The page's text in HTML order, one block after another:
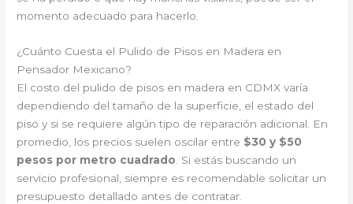
momento adecuado para hacerlo.
¿Cuánto Cuesta el Pulido de Pisos en Madera en
Pensador Mexicano?
El costo del pulido de pisos en madera en CDMX varía
dependiendo del tamaño de la superficie, el estado del
piso y si se requiere algún tipo de reparación adicional. En
promedio, los precios suelen oscilar entre $30 y $50
pesos por metro cuadrado . Si estás buscando un
servicio profesional, siempre es recomendable solicitar un
presupuesto detallado antes de contratar.